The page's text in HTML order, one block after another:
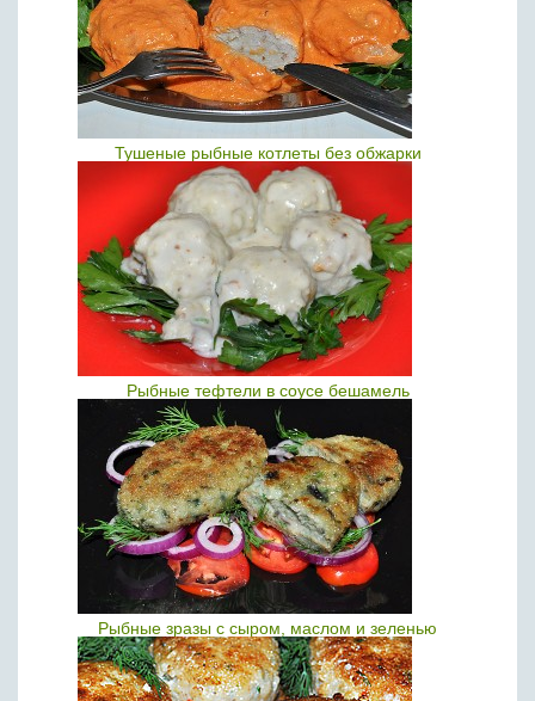
Тушеные рыбные котлеты без обжарки
Рыбные тефтели в соусе бешамель
Рыбные зразы с сыром, маслом и зеленью